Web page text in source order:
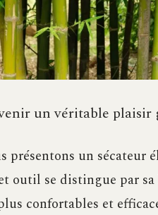
un véritable plaisir
présentons un
outil se distingue par
confortables et